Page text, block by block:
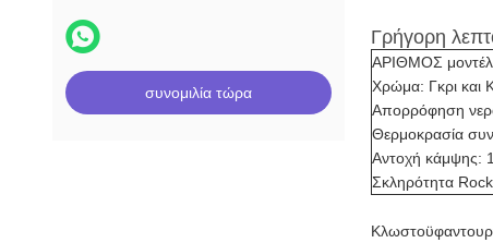
συνομιλία τώρα
Γρήγορη
ΑΡΙΘΜΟΣ
Χρώμα: Γκρι και
Απορρόφηση
Θερμοκρασία
Αντοχή κάμψης:
Σκληρότητα